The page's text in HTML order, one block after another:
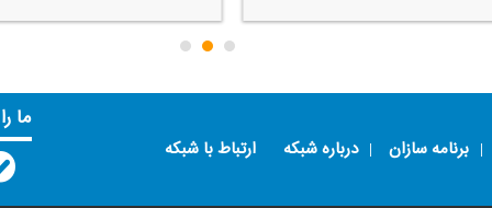
برنامه سازان درباره شبکه ارتباط با شبکه
ما